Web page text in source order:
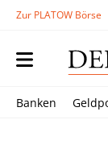
Zur PLATOW Börse
Banken